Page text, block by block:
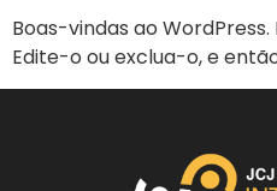
Boas-vindas ao
Edite-o ou exclua-o, e